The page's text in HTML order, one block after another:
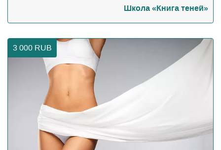
Школа «Книга теней»
3 000 RUB